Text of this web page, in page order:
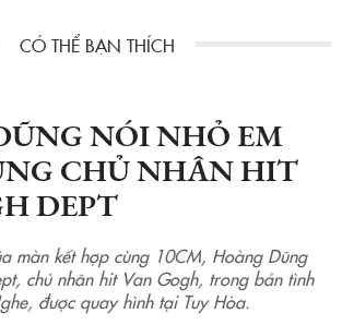
NÓI NHỎ EM
CHỦ NHÂN HIT
DEPT
màn kết hợp cùng 10CM, Hoàng Dũng
chủ nhân hit Van Gogh, trong bản tình
được quay hình tại Tuy Hòa.